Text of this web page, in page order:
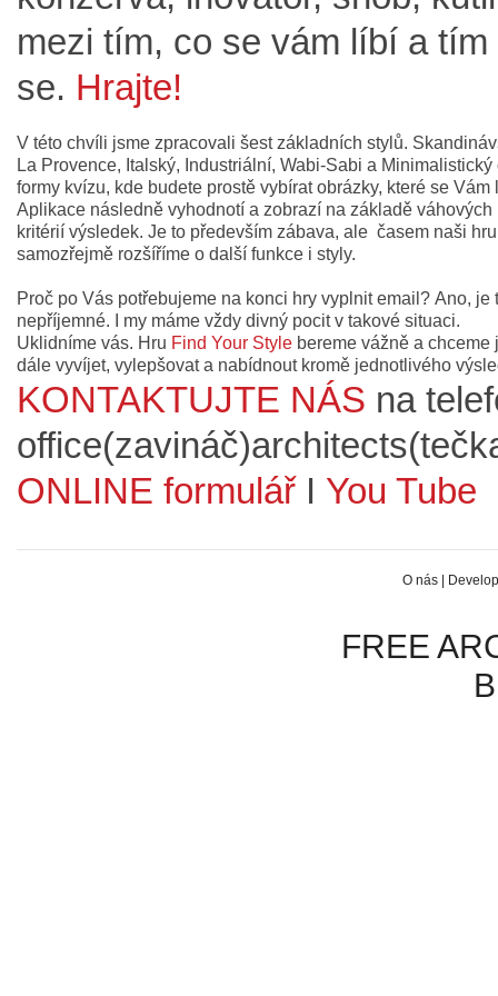
mezi tím, co se vám líbí a
se. Hrajte!
V této chvíli jsme zpracovali šest základních stylů.
La Provence, Italský, Industriální, Wabi-Sabi a Minimalistický
formy kvízu, kde budete prostě vybírat obrázky, které se Vám
Aplikace následně vyhodnotí a zobrazí na základě váhových
kritérií výsledek. Je to především zábava, ale časem naši hru
samozřejmě rozšíříme o další funkce i styly.
Proč po Vás potřebujeme na konci hry vyplnit email? Ano, je
nepříjemné. I my máme vždy divný pocit v takové situaci.
Uklidníme vás. Hru Find Your Style bereme vážně a chceme
dále vyvíjet, vylepšovat a nabídnout kromě jednotlivého
KONTAKTUJTE NÁS na
ONLINE formulářI You Tube
O nás
FREE